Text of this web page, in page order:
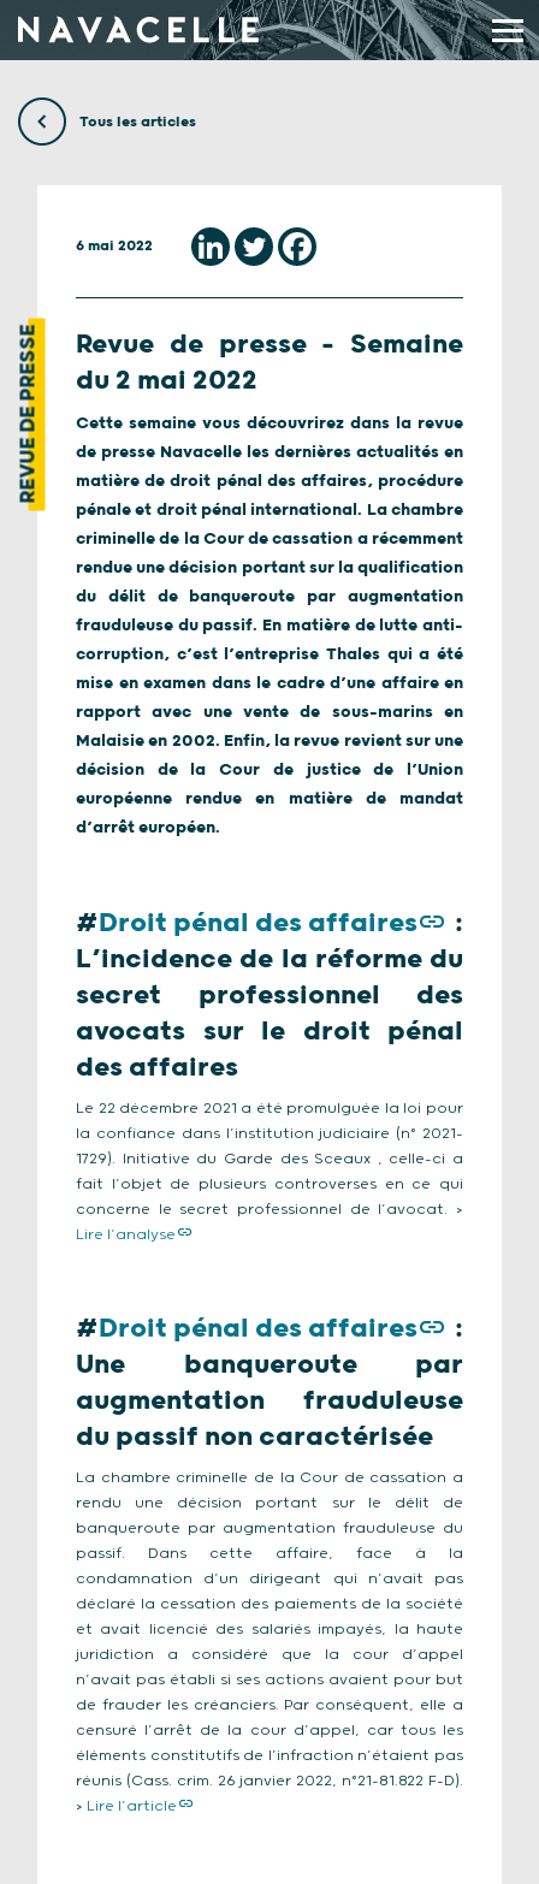
Tous les articles
REVUE DE PRESSE
6 mai 2022
Revue de presse – Semaine
du 2 mai 2022
Cette semaine vous découvrirez dans la revue
de presse Navacelle les dernières actualités en
matière de droit pénal des affaires, procédure
pénale et droit pénal international. La chambre
criminelle de la Cour de cassation a récemment
rendue une décision portant sur la qualification
du délit de banqueroute par augmentation
frauduleuse du passif. En matière de lutte anti-
corruption, c’est l’entreprise Thales qui a été
mise en examen dans le cadre d’une affaire en
rapport avec une vente de sous-marins en
Malaisie en 2002. Enfin, la revue revient sur une
décision de la Cour de justice de l’Union
européenne rendue en matière de mandat
d’arrêt européen.
#Droit pénal des affaires
:
L’incidence de la réforme du
secret professionnel des
avocats sur le droit pénal
des affaires
Le 22 décembre 2021 a été promulguée la loi pour
la confiance dans l’institution judiciaire (n° 2021-
1729). Initiative du Garde des Sceaux , celle-ci a
fait l’objet de plusieurs controverses en ce qui
concerne le secret professionnel de l’avocat. >
Lire l’analyse
#Droit pénal des affaires
:
Une banqueroute par
augmentation frauduleuse
du passif non caractérisée
La chambre criminelle de la Cour de cassation a
rendu une décision portant sur le délit de
banqueroute par augmentation frauduleuse du
passif. Dans cette affaire, face à la
condamnation d’un dirigeant qui n’avait pas
déclaré la cessation des paiements de la société
et avait licencié des salariés impayés, la haute
juridiction a considéré que la cour d’appel
n’avait pas établi si ses actions avaient pour but
de frauder les créanciers. Par conséquent, elle a
censuré l’arrêt de la cour d’appel, car tous les
éléments constitutifs de l’infraction n’étaient pas
réunis (Cass. crim. 26 janvier 2022, n°21-81.822 F-D).
> Lire l’article